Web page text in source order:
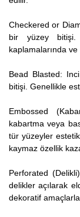
Checkered or
bir yüzey bitişi.
kaplamalarında
Bead Blasted:
bitişi. Genellikle
Embossed
kabartma veya
tür yüzeyler
kaymaz özellik
Perforated
delikler açılarak
dekoratif amaçlarla